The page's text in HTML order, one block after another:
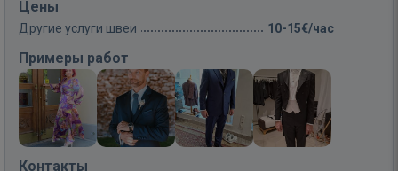
Цены
Другие услуги швеи 10-15€/час
Примеры работ
Контакты